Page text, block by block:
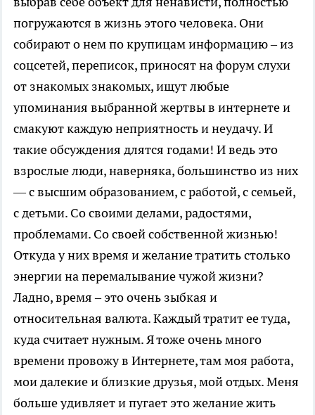
погружаются в жизнь этого человека. Они
собирают о нем по крупицам информацию – из
соцсетей, переписок, приносят на форум слухи
от знакомых знакомых, ищут любые
упоминания выбранной жертвы в интернете и
смакуют каждую неприятность и неудачу. И
такие обсуждения длятся годами! И ведь это
взрослые люди, наверняка, большинство из них
— с высшим образованием, с работой, с семьей,
с детьми. Cо своими делами, радостями,
проблемами. Со своей собственной жизнью!
Откуда у них время и желание тратить столько
энергии на перемалывание чужой жизни?
Ладно, время – это очень зыбкая и
относительная валюта. Каждый тратит ее туда,
куда считает нужным. Я тоже очень много
времени провожу в Интернете, там моя работа,
мои далекие и близкие друзья, мой отдых. Меня
больше удивляет и пугает это желание жить